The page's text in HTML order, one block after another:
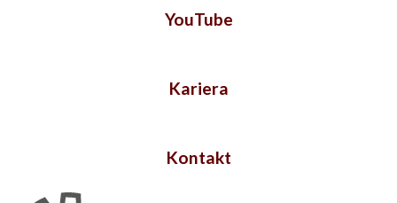
YouTube
Kariera
Kontakt